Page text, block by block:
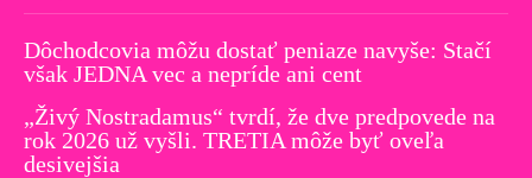
Dôchodcovia môžu dostať peniaze navyše: Stačí
však JEDNA vec a nepríde ani cent
„Živý Nostradamus“ tvrdí, že dve predpovede na
rok 2026 už vyšli. TRETIA môže byť oveľa
desivejšia